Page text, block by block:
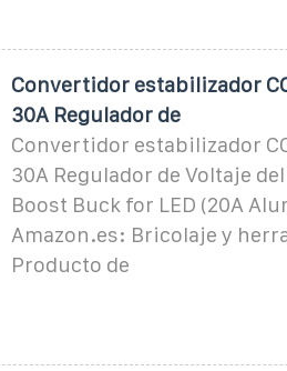
Convertidor estabilizador
30A Regulador de
Convertidor estabilizador
30A Regulador de Voltaje
Boost Buck for LED (20A
Amazon.es: Bricolaje y
Producto de